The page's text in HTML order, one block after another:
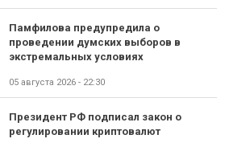
Памфилова предупредила о
проведении думских выборов в
экстремальных условиях
05 августа 2026 - 22:30
Президент РФ подписал закон о
регулировании криптовалют